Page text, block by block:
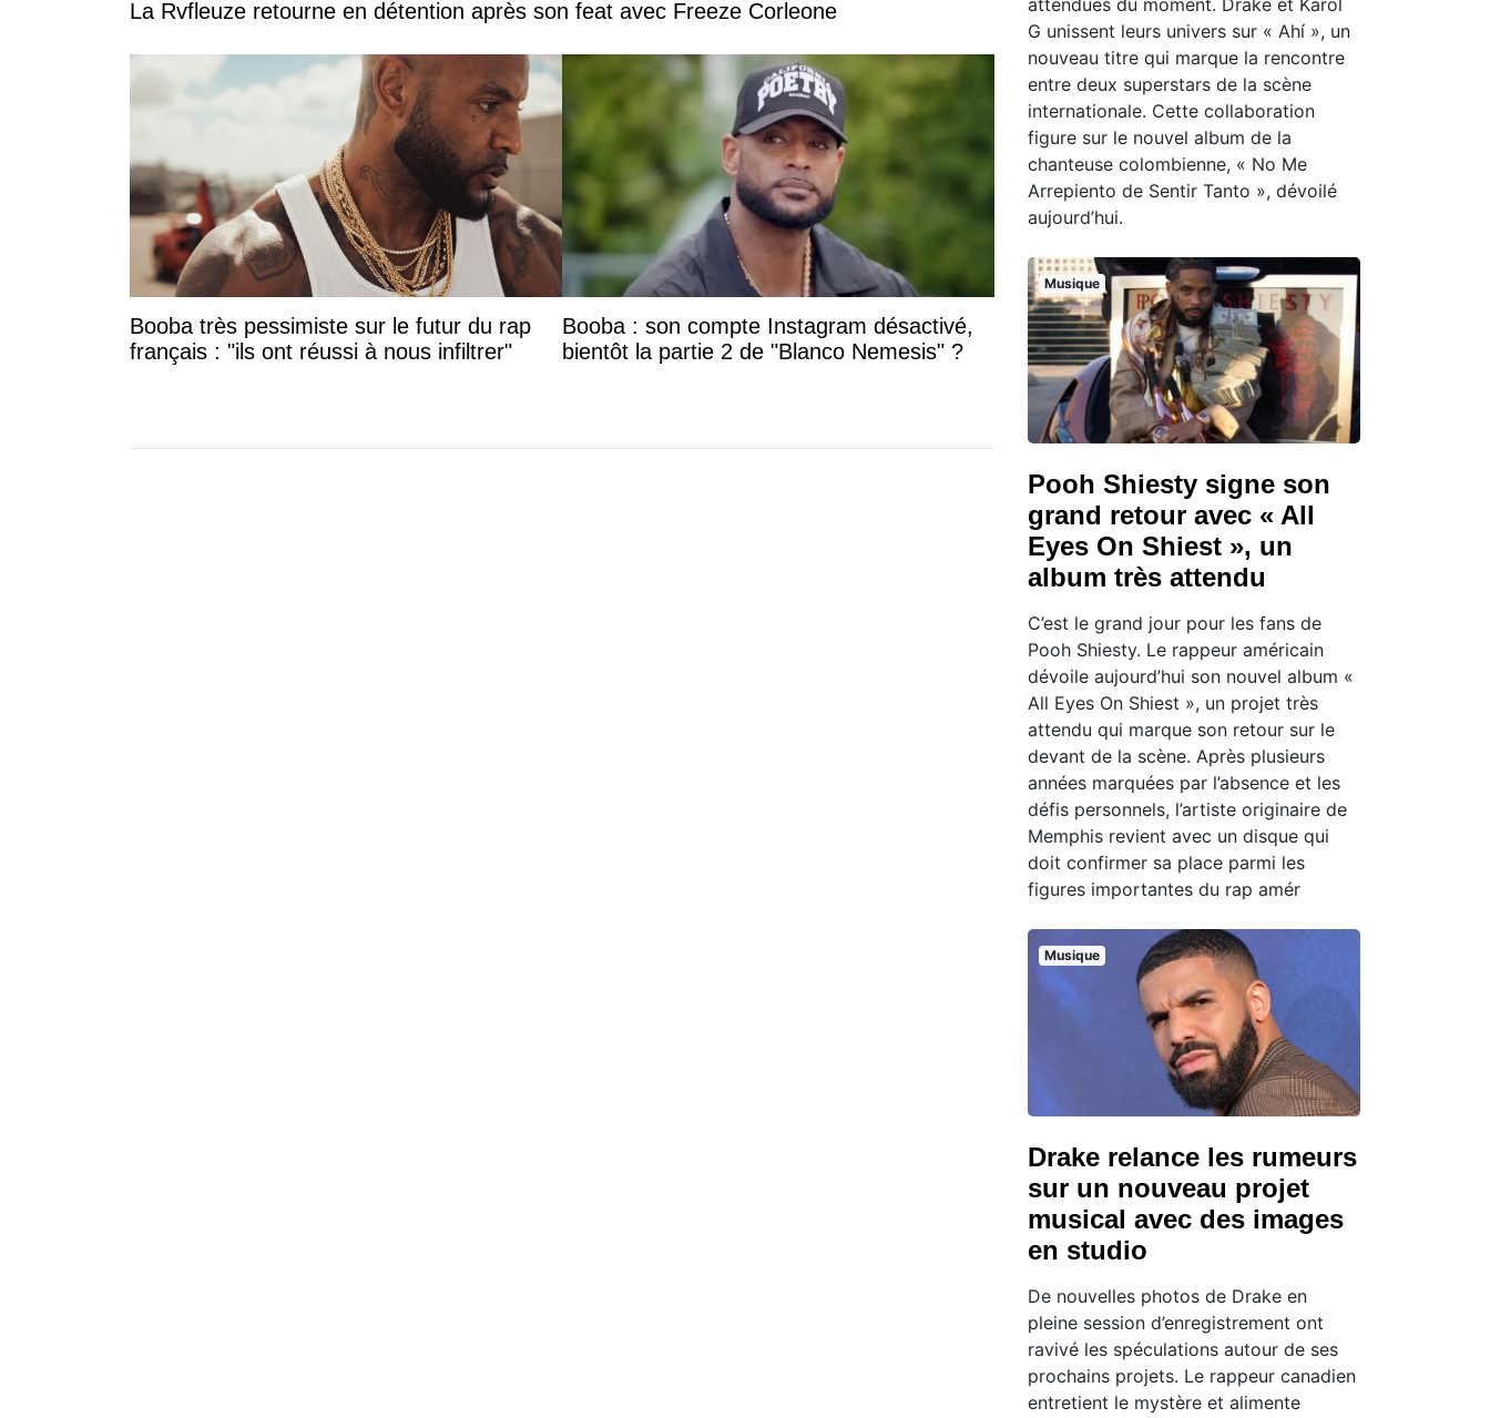
La Rvfleuze retourne en détention après son feat avec Freeze Corleone
Booba très pessimiste sur le futur du rap
français : "ils ont réussi à nous infiltrer"
Booba : son compte Instagram désactivé,
bientôt la partie 2 de "Blanco Nemesis" ?
G unissent leurs univers sur « Ahí », un
nouveau titre qui marque la rencontre
entre deux superstars de la scène
internationale. Cette collaboration
figure sur le nouvel album de la
chanteuse colombienne, « No Me
Arrepiento de Sentir Tanto », dévoilé
aujourd’hui.
Musique
Pooh Shiesty signe son
grand retour avec « All
Eyes On Shiest », un
album très attendu
C’est le grand jour pour les fans de
Pooh Shiesty. Le rappeur américain
dévoile aujourd’hui son nouvel album «
All Eyes On Shiest », un projet très
attendu qui marque son retour sur le
devant de la scène. Après plusieurs
années marquées par l’absence et les
défis personnels, l’artiste originaire de
Memphis revient avec un disque qui
doit confirmer sa place parmi les
figures importantes du rap amér
Musique
Drake relance les rumeurs
sur un nouveau projet
musical avec des images
en studio
De nouvelles photos de Drake en
pleine session d’enregistrement ont
ravivé les spéculations autour de ses
prochains projets. Le rappeur canadien
entretient le mystère et alimente